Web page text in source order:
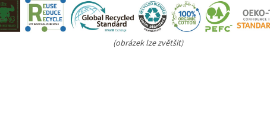
(obrázek lze zvětšit)